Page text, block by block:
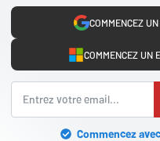
COMMENCEZ
COMMENCEZ UN
Commencez